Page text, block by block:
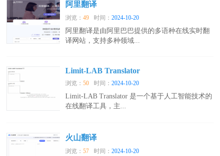
阿里翻译
浏览：49 时间：2024-10-20
阿里翻译是由阿里巴巴提供的多语种在线实时翻
译网站，支持多种领域...
Limit-LAB Translator
浏览：50 时间：2024-10-20
Limit-LAB Translator 是一个基于人工智能技术的
在线翻译工具，主...
火山翻译
浏览：57 时间：2024-10-20